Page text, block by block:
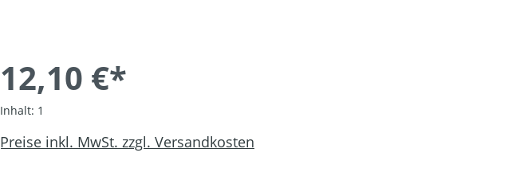
12,10 €*
Inhalt: 1
Preise inkl. MwSt. zzgl. Versandkosten